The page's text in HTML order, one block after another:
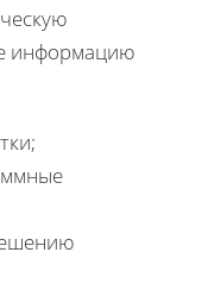
информацию